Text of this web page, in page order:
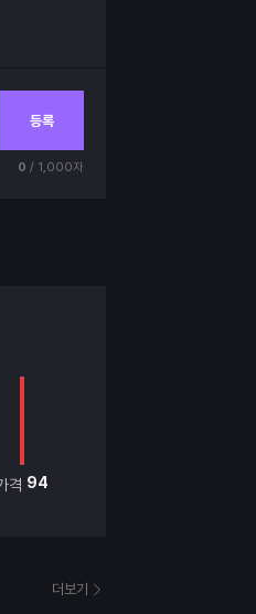
등록
0 / 1,000자
격 94
더보기